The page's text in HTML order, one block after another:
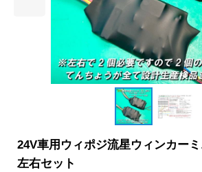
24V車用ウィポジ流星ウィンカー
左右セット